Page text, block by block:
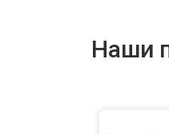
Наши